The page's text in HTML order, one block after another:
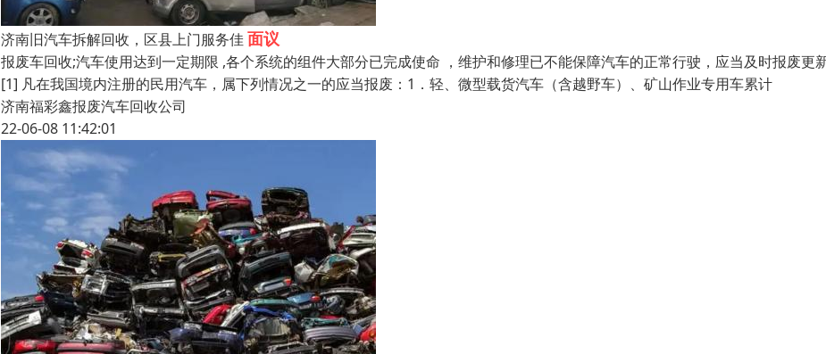
济南旧汽车拆解回收，区县上门服务佳 面议
报废车回收;汽车使用达到一定期限 ,各个系统的组件大部分已完成使命 ，维护和修理已不能保障汽车的正常行驶，应当及时报废更
[1] 凡在我国境内注册的民用汽车，属下列情况之一的应当报废：1．轻、微型载货汽车（含越野车）、矿山作业专用车累计
济南福彩鑫报废汽车回收公司
22-06-08 11:42:01